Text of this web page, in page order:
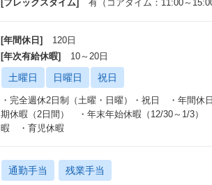
[フレックスタイム]
有（コアタイム：11:00～15:00
[年間休日]
120日
[年次有給休暇]
10～20日
土曜日 日曜日 祝日
・完全週休2日制（土曜・日曜）・祝日 ・年間
期休暇（2日間） ・年末年始休暇（12/30～1/3
暇 ・育児休暇
通勤手当 残業手当